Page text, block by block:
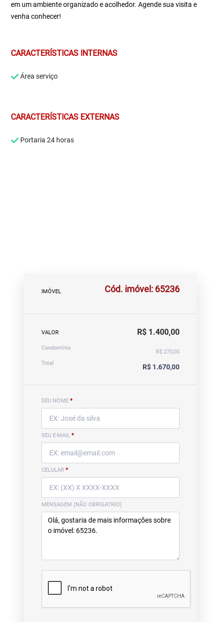
em um ambiente organizado e acolhedor. Agende sua visita e
venha conhecer!
CARACTERÍSTICAS INTERNAS
Área serviço
CARACTERÍSTICAS EXTERNAS
Portaria 24 horas
IMÓVEL Cód. imóvel: 65236
VALOR R$ 1.400,00
Condomínio
R$ 270,00
Total
R$ 1.670,00
SEU NOME *
SEU E-MAIL *
CELULAR *
MENSAGEM (NÃO OBRIGATRIO)